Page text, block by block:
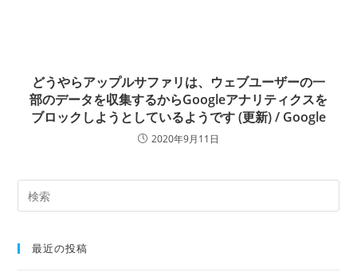
どうやらアップルサファリは、ウェブユーザーの一
部のデータを収集するからGoogleアナリティクスを
ブロックしようとしているようです (更新) / Google
2020年9月11日
最近の投稿